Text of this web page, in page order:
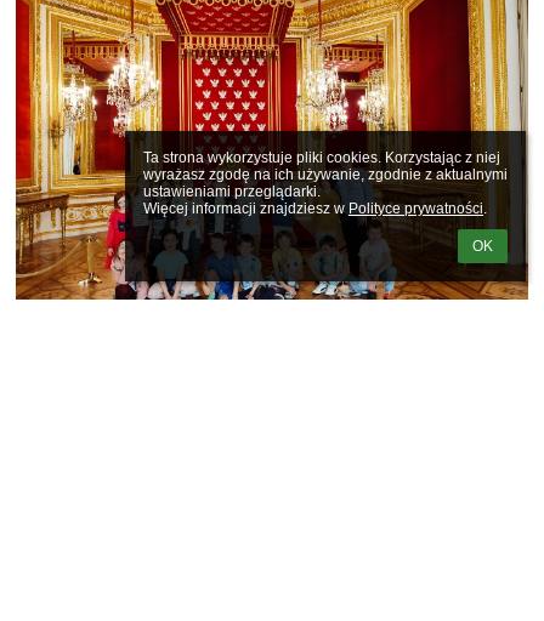
Ta strona wykorzystuje pliki cookies. Korzystając z niej
wyrażasz zgodę na ich używanie, zgodnie z aktualnymi
ustawieniami przeglądarki.
Więcej informacji znajdziesz w Polityce prywatności.
OK